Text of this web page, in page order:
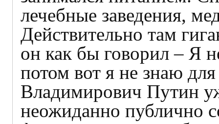
лечебные заведения,
Действительно там
он как бы говорил – Я
потом вот я не знаю
Владимирович Путин
неожиданно публично